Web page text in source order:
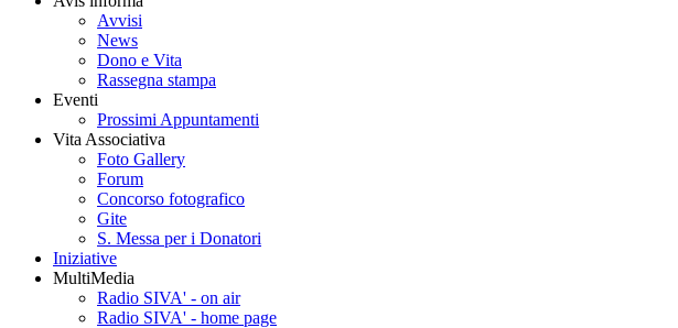
Avvisi
News
Dono e Vita
Rassegna stampa
Eventi
Prossimi Appuntamenti
Vita Associativa
Foto Gallery
Forum
Concorso fotografico
Gite
S. Messa per i Donatori
Iniziative
MultiMedia
Radio SIVA' - on air
Radio SIVA' - home page